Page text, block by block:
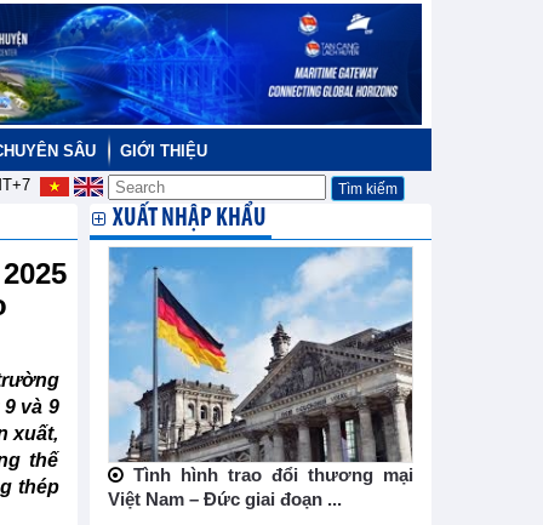
SÂU
GIỚI THIỆU
và 9
xuất,
thế
thép
XUẤT NHẬP KHẨU
Tình hình trao đổi thương mại
Việt Nam – Đức giai đoạn ...